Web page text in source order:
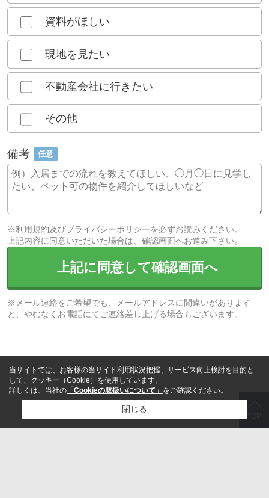
資料がほしい
現地を見たい
不動産会社に行きたい
その他
備考 任意
※利用規約及びプライバシーポリシーを必ずお読みください。
上記内容に同意いただいた場合は、確認画面へお進み下さい。
上記に同意して確認画面へ
※メール連絡をご希望でも、メールアドレスに間違いがあります
と、やむなくお電話にてご連絡差し上げる場合もございます。
当サイトでは、お客様の当サイト利用状況把握、サービス向上検討を目的と
して、クッキー（Cookie）を使用しています。
詳しくは、当社の 「Cookieの取扱いについて」 をご確認ください。
閉じる